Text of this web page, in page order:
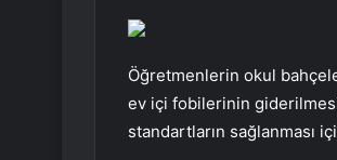
Öğretmenlerin okul
ev içi fobilerinin
standartların sağlanması